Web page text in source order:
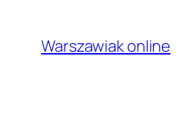
treści
Warszawiak online